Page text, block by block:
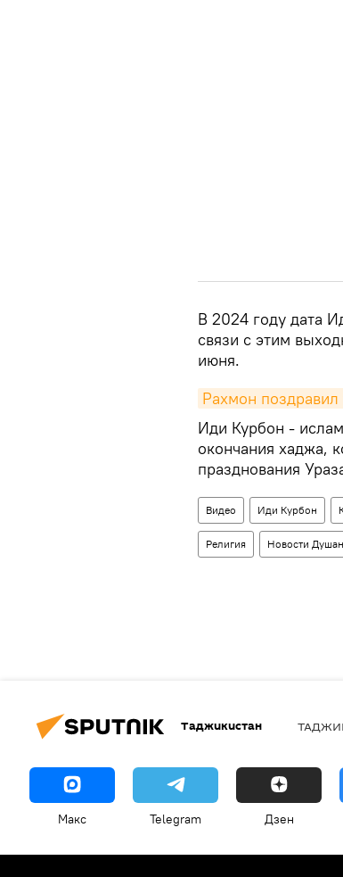
В 2024 году дата
связи с этим
июня.
Рахмон
Иди Курбон -
окончания хаджа,
празднования
Видео Иди Курбон
Религия Новости
Таджикистан
Макс Telegram Дзен